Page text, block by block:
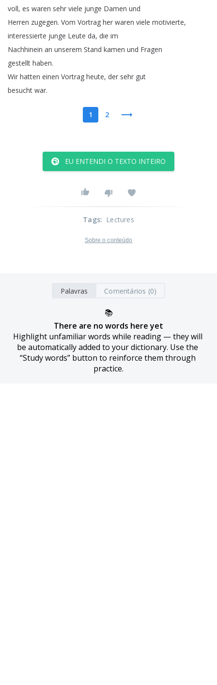
voll, es waren sehr viele junge Damen und
Herren zugegen. Vom Vortrag her waren viele motivierte,
interessierte junge Leute da, die im
Nachhinein an unserem Stand kamen und Fragen
gestellt haben.
Wir hatten einen Vortrag heute, der sehr gut
besucht war.
1 2
EU ENTENDI O TEXTO INTEIRO
Tags: Lectures
Sobre o conteúdo
Palavras Comentários (0)
📚
There are no words here yet
Highlight unfamiliar words while reading — they will
be automatically added to your dictionary. Use the
“Study words” button to reinforce them through
practice.